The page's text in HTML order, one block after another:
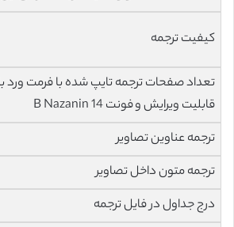
کیفیت ترجمه
تعداد صفحات ترجمه تایپ شده با فرمت ورد
قابلیت ویرایش و فونت 14 B Nazanin
ترجمه عناوین تصاویر
ترجمه متون داخل تصاویر
درج جداول در فایل ترجمه